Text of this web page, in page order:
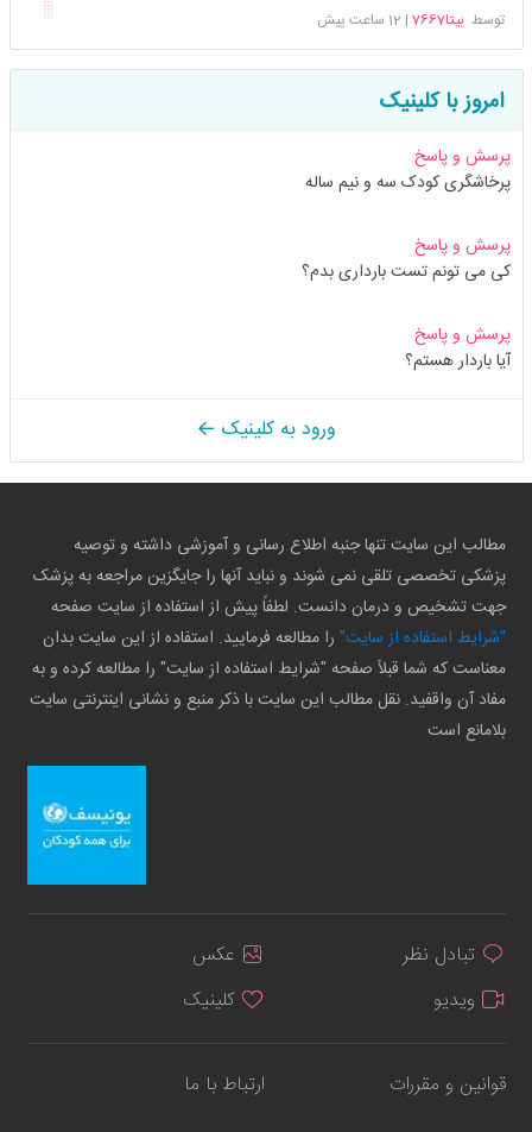
توسطبیتا7667 | 12 ساعت پیش
امروز با کلینیک
پرسش و پاسخ
پرخاشگری کودک سه و نیم ساله
پرسش و پاسخ
کی می تونم تست بارداری بدم؟
پرسش و پاسخ
آیا باردار هستم؟
ورود به کلینیک
مطالب این سایت تنها جنبه اطلاع رسانی و آموزشی داشته و توصیه
پزشکی تخصصی تلقی نمی شوند و نباید آنها را جایگزین مراجعه به پزشک
جهت تشخیص و درمان دانست. لطفاً پیش از استفاده از سایت صفحه
"شرایط استفاده از سایت" را مطالعه فرمایید. استفاده از این سایت بدان
معناست که شما قبلاً صفحه "شرایط استفاده از سایت" را مطالعه کرده و به
مفاد آن واقفید. نقل مطالب این سایت با ذکر منبع و نشانی اینترنتی سایت
بلامانع است
تبادل نظر
عکس
ویدیو
کلینیک
قوانین و مقررات ارتباط با ما